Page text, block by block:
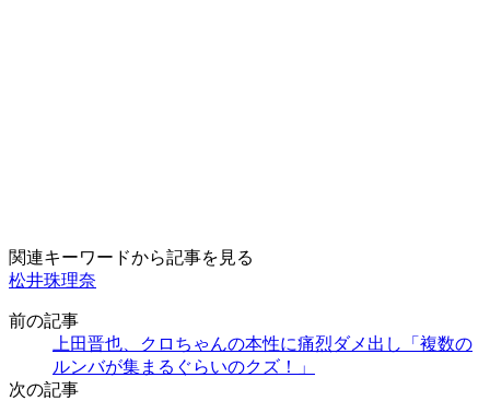
関連キーワードから記事を見る
松井珠理奈
前の記事
上田晋也、クロちゃんの本性に痛烈ダメ出し「複数の
ルンバが集まるぐらいのクズ！」
次の記事